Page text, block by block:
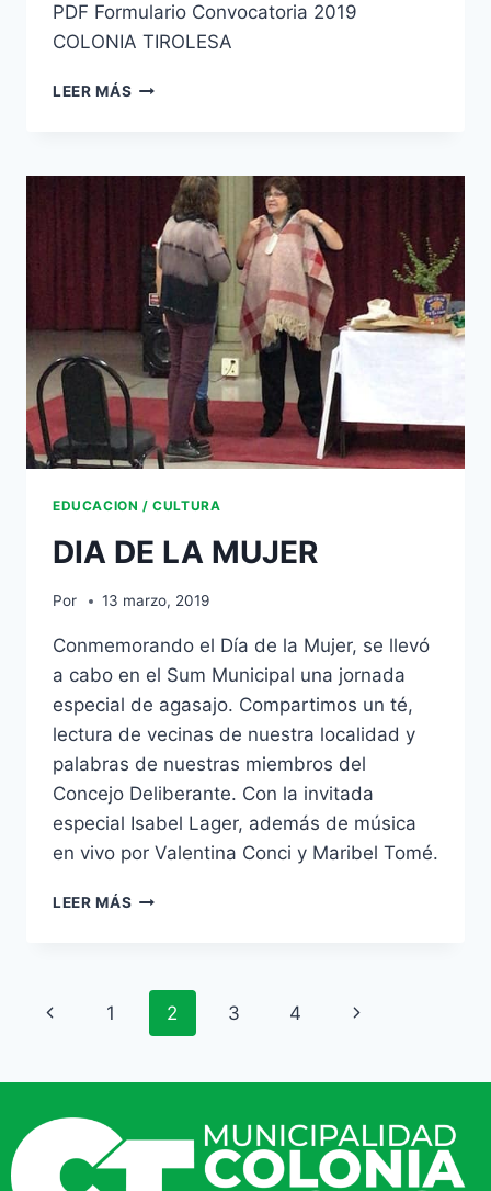
PDF Formulario Convocatoria 2019
COLONIA TIROLESA
LEER MÁS
EDUCACION / CULTURA
DIA DE LA MUJER
Por 13 marzo, 2019
Conmemorando el Día de la Mujer, se llevó
a cabo en el Sum Municipal una jornada
especial de agasajo. Compartimos un té,
lectura de vecinas de nuestra localidad y
palabras de nuestras miembros del
Concejo Deliberante. Con la invitada
especial Isabel Lager, además de música
en vivo por Valentina Conci y Maribel Tomé.
LEER MÁS
1 2 3 4